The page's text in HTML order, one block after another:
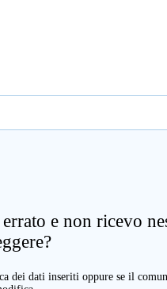
e non ricevo
dei dati inseriti oppure se il